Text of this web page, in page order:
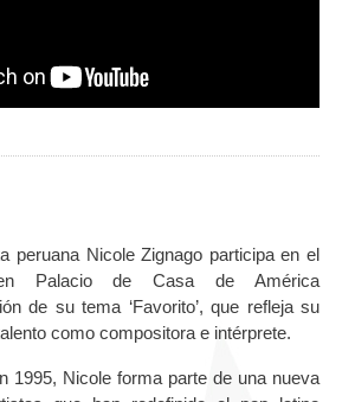
peruana Nicole Zignago participa en el
Palacio de Casa de América
de su tema ‘Favorito’, que refleja su
como compositora e intérprete.
1995, Nicole forma parte de una nueva